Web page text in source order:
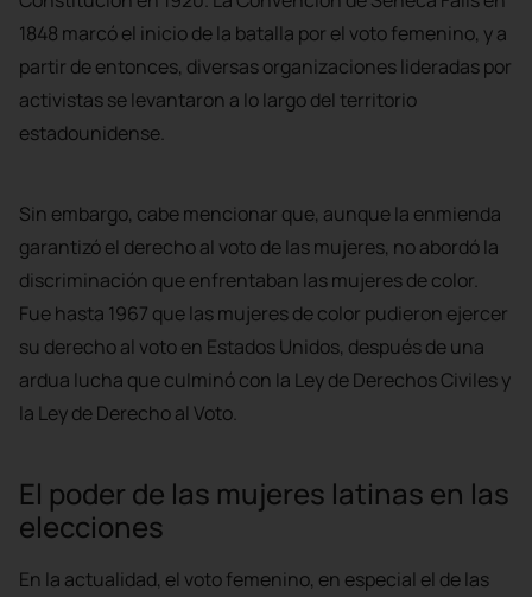
1848 marcó el inicio de la batalla por el voto femenino, y a
partir de entonces, diversas organizaciones lideradas por
activistas se levantaron a lo largo del territorio
estadounidense.
Sin embargo, cabe mencionar que, aunque la enmienda
garantizó el derecho al voto de las mujeres, no abordó la
discriminación que enfrentaban las mujeres de color.
Fue hasta 1967 que las mujeres de color pudieron ejercer
su derecho al voto en Estados Unidos, después de una
ardua lucha que culminó con la Ley de Derechos Civiles y
la Ley de Derecho al Voto.
El poder de las mujeres latinas en las
elecciones
En la actualidad, el voto femenino, en especial el de las